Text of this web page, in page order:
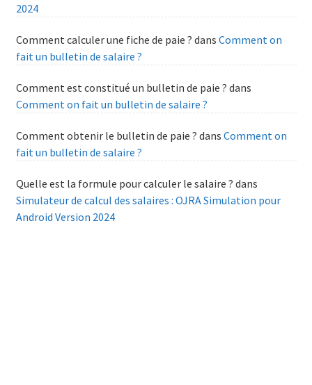
2024
Comment calculer une fiche de paie ? dans Comment on
fait un bulletin de salaire ?
Comment est constitué un bulletin de paie ? dans
Comment on fait un bulletin de salaire ?
Comment obtenir le bulletin de paie ? dans Comment on
fait un bulletin de salaire ?
Quelle est la formule pour calculer le salaire ? dans
Simulateur de calcul des salaires : OJRA Simulation pour
Android Version 2024